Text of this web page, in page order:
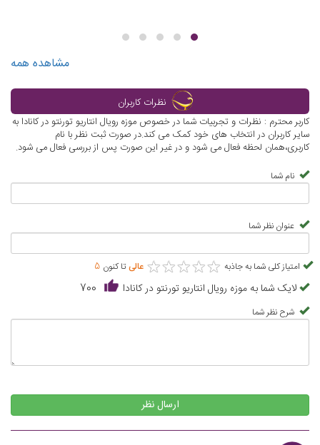
مشاهده همه
نظرات کاربران
کاربر محترم : نظرات و تجربیات شما در خصوص موزه رویال انتاریو تورنتو در کانادا به
سایر کاربران در انتخاب های خود کمک می کند.در صورت ثبت نظر با نام
کاربری،همان لحظه فعال می شود و در غیر این صورت پس از بررسی فعال می شود.
نام شما
عنوان نظر شما
امتیاز کلی شما به جاذبه ★★★★★
★★★★★ عالی تا کنون 5
لایک شما به موزه رویال انتاریو تورنتو در کانادا 700
شرح نظر شما
ارسال نظر